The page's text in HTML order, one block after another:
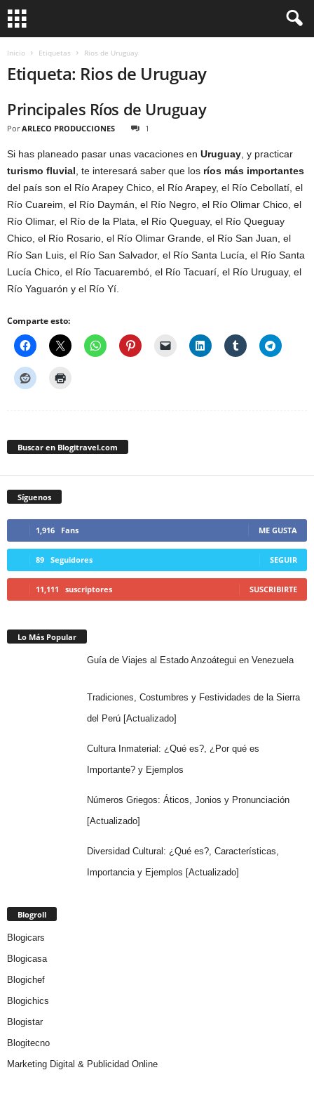
Inicio Etiquetas Rios de Uruguay
Etiqueta: Rios de Uruguay
Principales Ríos de Uruguay
Por ARLECO PRODUCCIONES 1
Si has planeado pasar unas vacaciones en Uruguay , y practicar
turismo fluvial , te interesará saber que los ríos más importantes
del país son el Río Arapey Chico, el Río Arapey, el Río Cebollatí, el
Río Cuareim, el Río Daymán, el Río Negro, el Río Olimar Chico, el
Río Olimar, el Río de la Plata, el Río Queguay, el Río Queguay
Chico, el Río Rosario, el Río Olimar Grande, el Río San Juan, el
Río San Luis, el Río San Salvador, el Río Santa Lucía, el Río Santa
Lucía Chico, el Río Tacuarembó, el Río Tacuarí, el Río Uruguay, el
Río Yaguarón y el Río Yí.
Comparte esto:
Buscar en Blogitravel.com
Síguenos
1,916 Fans ME GUSTA
89 Seguidores SEGUIR
11,111 suscriptores SUSCRIBIRTE
Lo Más Popular
Guía de Viajes al Estado Anzoátegui en Venezuela
Tradiciones, Costumbres y Festividades de la Sierra
del Perú [Actualizado]
Cultura Inmaterial: ¿Qué es?, ¿Por qué es
Importante? y Ejemplos
Números Griegos: Áticos, Jonios y Pronunciación
[Actualizado]
Diversidad Cultural: ¿Qué es?, Características,
Importancia y Ejemplos [Actualizado]
Blogroll
Blogicars
Blogicasa
Blogichef
Blogichics
Blogistar
Blogitecno
Marketing Digital & Publicidad Online